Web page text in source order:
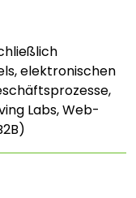
elektronischen
Labs, Web-